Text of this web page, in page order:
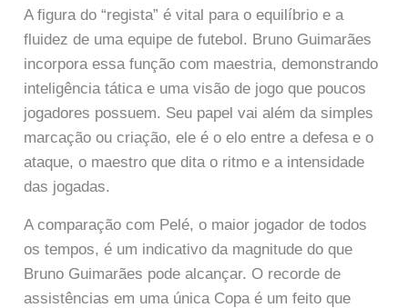
A figura do “regista” é vital para o equilíbrio e a
fluidez de uma equipe de futebol. Bruno Guimarães
incorpora essa função com maestria, demonstrando
inteligência tática e uma visão de jogo que poucos
jogadores possuem. Seu papel vai além da simples
marcação ou criação, ele é o elo entre a defesa e o
ataque, o maestro que dita o ritmo e a intensidade
das jogadas.
A comparação com Pelé, o maior jogador de todos
os tempos, é um indicativo da magnitude do que
Bruno Guimarães pode alcançar. O recorde de
assistências em uma única Copa é um feito que